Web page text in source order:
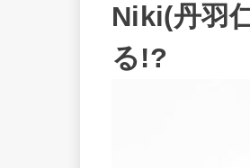
Niki(丹羽
る!?